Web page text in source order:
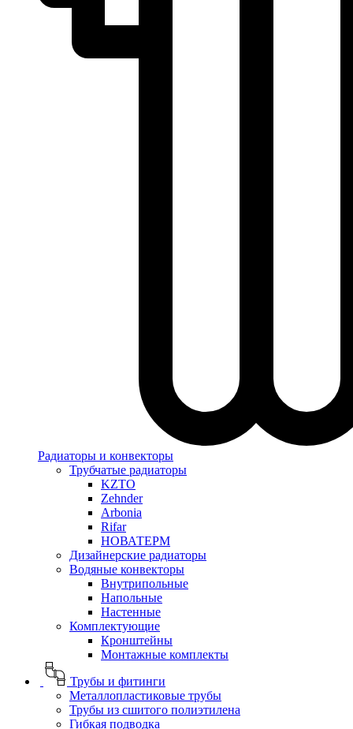
Радиаторы и конвекторы
Трубчатые радиаторы
KZTO
Zehnder
Arbonia
Rifar
НОВАТЕРМ
Дизайнерские радиаторы
Водяные конвекторы
Внутрипольные
Напольные
Настенные
Комплектующие
Кронштейны
Монтажные комплекты
Трубы и фитинги
Металлопластиковые трубы
Трубы из сшитого полиэтилена
Гибкая подводка